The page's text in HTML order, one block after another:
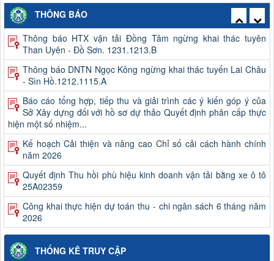
THÔNG BÁO
Thông báo công khai việc mua sắm, hình thành tài sản công
năm 2026
Thông báo HTX vận tải Đồng Tâm ngừng khai thác tuyên
Than Uyên - Đồ Sơn. 1231.1213.B
Thông báo DNTN Ngọc Kông ngừng khai thác tuyến Lai Châu
- Sìn Hồ.1212.1115.A
Báo cáo tổng hợp, tiếp thu và giải trình các ý kiến góp ý của
Sở Xây dựng đối với hồ sơ dự thảo Quyết định phân cấp thực
hiện một số nhiệm...
Kế hoạch Cải thiện và nâng cao Chỉ số cải cách hành chính
năm 2026
Quyết định Thu hồi phù hiệu kinh doanh vận tải bằng xe ô tô
25A02359
Công khai thực hiện dự toán thu - chi ngân sách 6 tháng năm
2026
Quyết định kết quả kỳ xét thăng hạng và danh sách viên chức
trúng tuyển kỳ xét thăng hạng chức danh nghề nghiệp viên
THỐNG KÊ TRUY CẬP